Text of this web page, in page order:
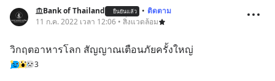
Bank of Thailand ยืนยันแล้ว • ติดตาม
11 ก.ค. 2022 เวลา 12:06 • สิ่งแวดล้อม
วิกฤตอาหารโลก สัญญาณเตือนภัยครั้งใหญ่
3